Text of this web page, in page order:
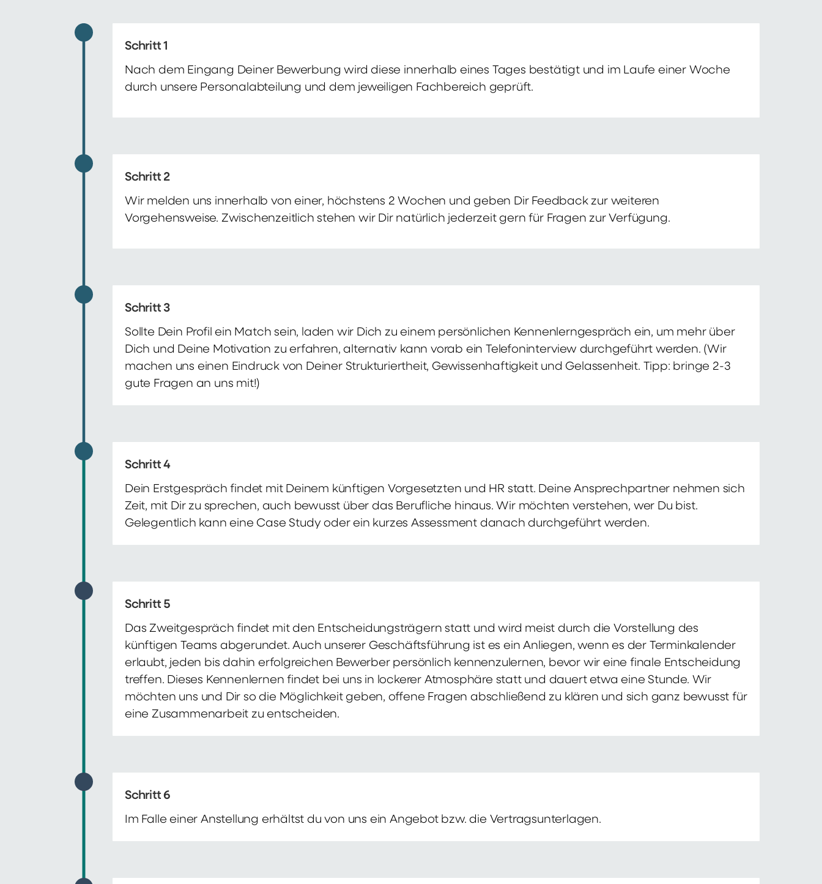
Schritt 1
Nach dem Eingang Deiner Bewerbung wird diese innerhalb eines Tages bestätigt und im Laufe einer Woche
durch unsere Personalabteilung und dem jeweiligen Fachbereich geprüft.
Schritt 2
Wir melden uns innerhalb von einer, höchstens 2 Wochen und geben Dir Feedback zur weiteren
Vorgehensweise. Zwischenzeitlich stehen wir Dir natürlich jederzeit gern für Fragen zur Verfügung.
Schritt 3
Sollte Dein Profil ein Match sein, laden wir Dich zu einem persönlichen Kennenlerngespräch ein, um mehr über
Dich und Deine Motivation zu erfahren, alternativ kann vorab ein Telefoninterview durchgeführt werden. (Wir
machen uns einen Eindruck von Deiner Strukturiertheit, Gewissenhaftigkeit und Gelassenheit. Tipp: bringe 2-3
gute Fragen an uns mit!)
Schritt 4
Dein Erstgespräch findet mit Deinem künftigen Vorgesetzten und HR statt. Deine Ansprechpartner nehmen sich
Zeit, mit Dir zu sprechen, auch bewusst über das Berufliche hinaus. Wir möchten verstehen, wer Du bist.
Gelegentlich kann eine Case Study oder ein kurzes Assessment danach durchgeführt werden.
Schritt 5
Das Zweitgespräch findet mit den Entscheidungsträgern statt und wird meist durch die Vorstellung des
künftigen Teams abgerundet. Auch unserer Geschäftsführung ist es ein Anliegen, wenn es der Terminkalender
erlaubt, jeden bis dahin erfolgreichen Bewerber persönlich kennenzulernen, bevor wir eine finale Entscheidung
treffen. Dieses Kennenlernen findet bei uns in lockerer Atmosphäre statt und dauert etwa eine Stunde. Wir
möchten uns und Dir so die Möglichkeit geben, offene Fragen abschließend zu klären und sich ganz bewusst für
eine Zusammenarbeit zu entscheiden.
Schritt 6
Im Falle einer Anstellung erhältst du von uns ein Angebot bzw. die Vertragsunterlagen.